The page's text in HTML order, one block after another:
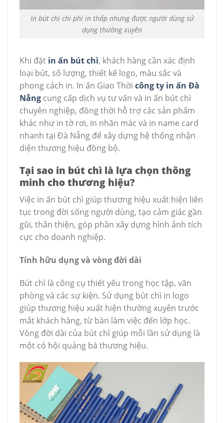
In bút chì chi phí in thấp nhưng được người dùng sử
dụng thường xuyên
Khi đặt in ấn bút chì, khách hàng cần xác định
loại bút, số lượng, thiết kế logo, màu sắc và
phong cách in. In ấn Giao Thời công ty in ấn Đà
Nẵng cung cấp dịch vụ tư vấn và in ấn bút chì
chuyên nghiệp, đồng thời hỗ trợ các sản phẩm
khác như in tờ rơi, in nhãn mác và in name card
nhanh tại Đà Nẵng để xây dựng hệ thống nhận
diện thương hiệu đồng bộ.
Tại sao in bút chì là lựa chọn thông
minh cho thương hiệu?
Việc in ấn bút chì giúp thương hiệu xuất hiện liên
tục trong đời sống người dùng, tạo cảm giác gần
gũi, thân thiện, góp phần xây dựng hình ảnh tích
cực cho doanh nghiệp.
Tính hữu dụng và vòng đời dài
Bút chì là công cụ thiết yếu trong học tập, văn
phòng và các sự kiện. Sử dụng bút chì in logo
giúp thương hiệu xuất hiện thường xuyên trước
mắt khách hàng, từ bàn làm việc đến lớp học.
Vòng đời dài của bút chì giúp mỗi lần sử dụng là
một có hội quảng bá thương hiệu.